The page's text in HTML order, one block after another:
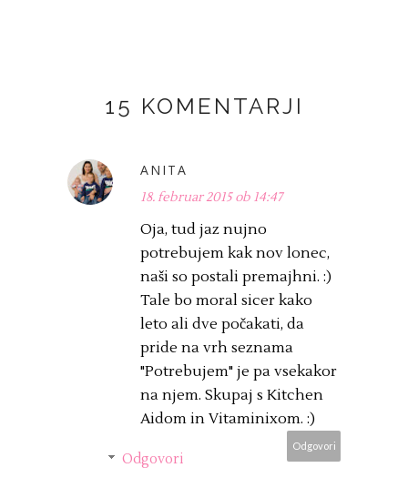
15 KOMENTARJI
ANITA
18. februar 2015 ob 14:47
Oja, tud jaz nujno
potrebujem kak nov lonec,
naši so postali premajhni. :)
Tale bo moral sicer kako
leto ali dve počakati, da
pride na vrh seznama
"Potrebujem" je pa vsekakor
na njem. Skupaj s Kitchen
Aidom in Vitaminixom. :)
Odgovori
Odgovori